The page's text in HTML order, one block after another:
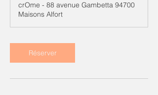
crOme - 88 avenue Gambetta 94700
Maisons Alfort
Réserver